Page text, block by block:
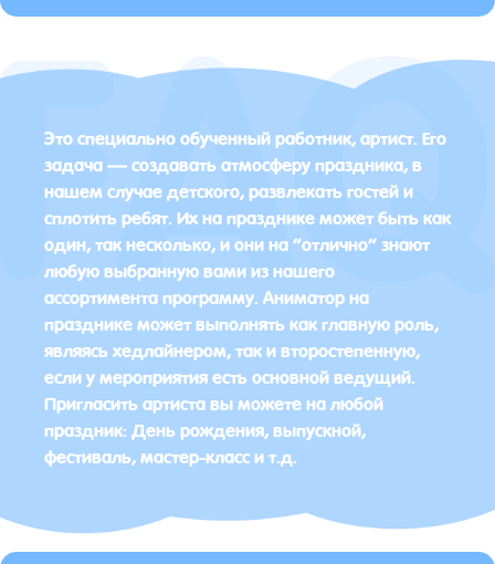
Это специально обученный работник, артист. Его
задача — создавать атмосферу праздника, в
нашем случае детского, развлекать гостей и
сплотить ребят. Их на празднике может быть как
один, так несколько, и они на “отлично” знают
любую выбранную вами из нашего
ассортимента программу. Аниматор на
празднике может выполнять как главную роль,
являясь хедлайнером, так и второстепенную,
если у мероприятия есть основной ведущий.
Пригласить артиста вы можете на любой
праздник: День рождения, выпускной,
фестиваль, мастер-класс и т.д.